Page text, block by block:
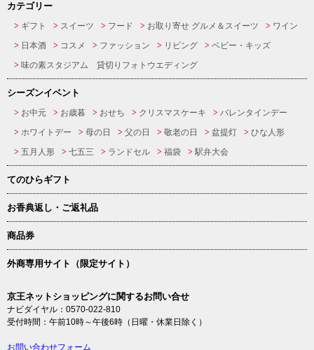
カテゴリー
ギフト スイーツ フード お取り寄せ グルメ＆スイーツ
ワイン
日本酒
コスメ ファッション リビング
ベビー・キッズ
味の素スタジアム 貸切りフォトウエディング
シーズンイベント
お中元 お歳暮 おせち クリスマスケーキ
バレンタインデー
ホワイトデー
母の日 父の日 敬老の日 盆提灯
ひな人形
五月人形
七五三 ランドセル 福袋 駅弁大会
てのひらギフト
お香典返し・ご返礼品
商品券
外商専用サイト（限定サイト）
京王ネットショッピングに関するお問い合せ
ナビダイヤル：0570-022-810
受付時間：午前10時～午後6時（日曜・休業日除く）
お問い合わせフォーム